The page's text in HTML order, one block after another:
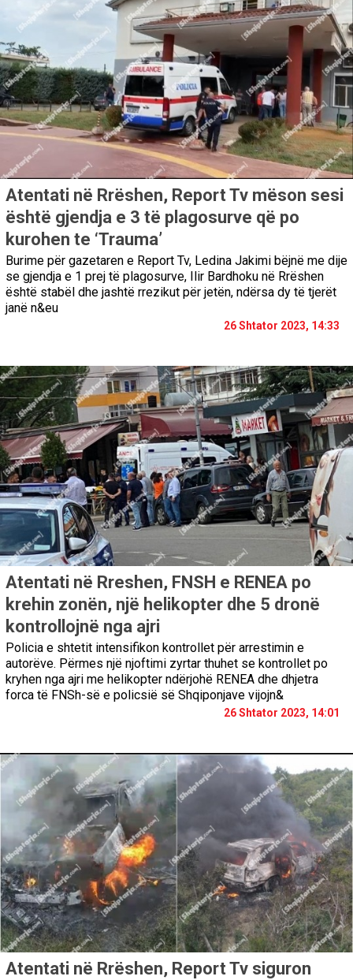
Atentati në Rrëshen, Report Tv mëson sesi
është gjendja e 3 të plagosurve që po
kurohen te ‘Trauma’
Burime për gazetaren e Report Tv, Ledina Jakimi bëjnë me dije
se gjendja e 1 prej të plagosurve, Ilir Bardhoku në Rrëshen
është stabël dhe jashtë rrezikut për jetën, ndërsa dy të tjerët
janë n&eu
26 Shtator 2023, 14:33
Atentati në Rreshen, FNSH e RENEA po
krehin zonën, një helikopter dhe 5 dronë
kontrollojnë nga ajri
Policia e shtetit intensifikon kontrollet për arrestimin e
autorëve. Përmes një njoftimi zyrtar thuhet se kontrollet po
kryhen nga ajri me helikopter ndërjohë RENEA dhe dhjetra
forca të FNSh-së e policsië së Shqiponjave vijojn&
26 Shtator 2023, 14:01
Atentati në Rrëshen, Report Tv siguron